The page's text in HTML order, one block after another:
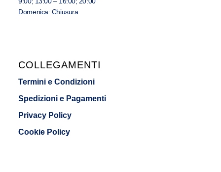
Domenica: Chiusura
COLLEGAMENTI
Termini e Condizioni
Spedizioni e Pagamenti
Privacy Policy
Cookie Policy